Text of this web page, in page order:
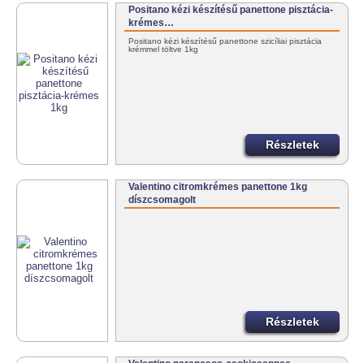
Positano kézi készítésű panettone pisztácia-
krémes…
Positano kézi készítésű panettone szicíliai pisztácia
krémmel töltve 1kg
Részletek
Valentino citromkrémes panettone 1kg
díszcsomagolt
Részletek